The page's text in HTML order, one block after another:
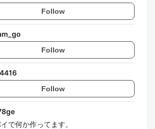
Follow
Follow
Follow
で何か作ってます。